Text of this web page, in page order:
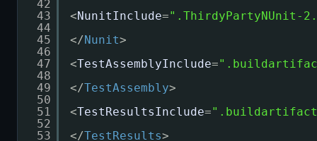
42
43
44
45
46
47
48
49
50
51
52
53
<NunitInclude=".ThirdyPartyNUnit-
</Nunit>
<TestAssemblyInclude=
</TestAssembly>
<TestResultsInclude=
</TestResults>